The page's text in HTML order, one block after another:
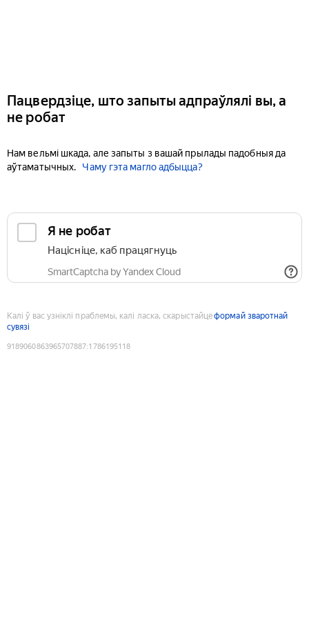
Пацвердзіце, што запыты адпраўлялі вы, а
не робат
Нам вельмі шкада, але запыты з вашай прылады падобныя да
аўтаматычных.
Чаму гэта магло адбыцца?
Я не робат
Націсніце, каб працягнуць
SmartCaptcha by Yandex Cloud
Калі ў вас узніклі праблемы, калі ласка, скарыстайцеформай зваротнай
сувязі
9189060863965707887:1786195118